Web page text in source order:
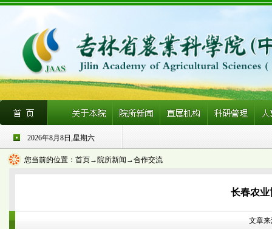
2026年8月8日,星期六
您当前的位置： 首页→院所新闻→合作交流
长春农业
文章